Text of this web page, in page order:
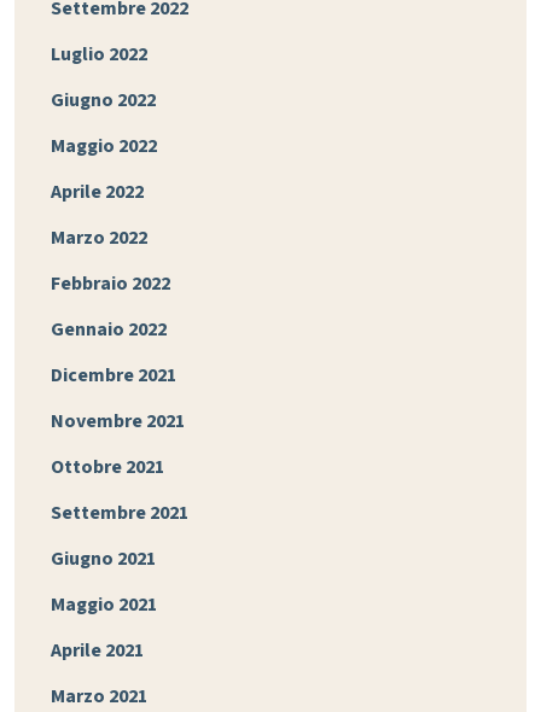
Settembre 2022
Luglio 2022
Giugno 2022
Maggio 2022
Aprile 2022
Marzo 2022
Febbraio 2022
Gennaio 2022
Dicembre 2021
Novembre 2021
Ottobre 2021
Settembre 2021
Giugno 2021
Maggio 2021
Aprile 2021
Marzo 2021